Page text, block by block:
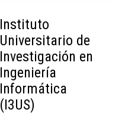
Instituto
Universitario de
Investigación en
Ingeniería
Informática
(I3US)